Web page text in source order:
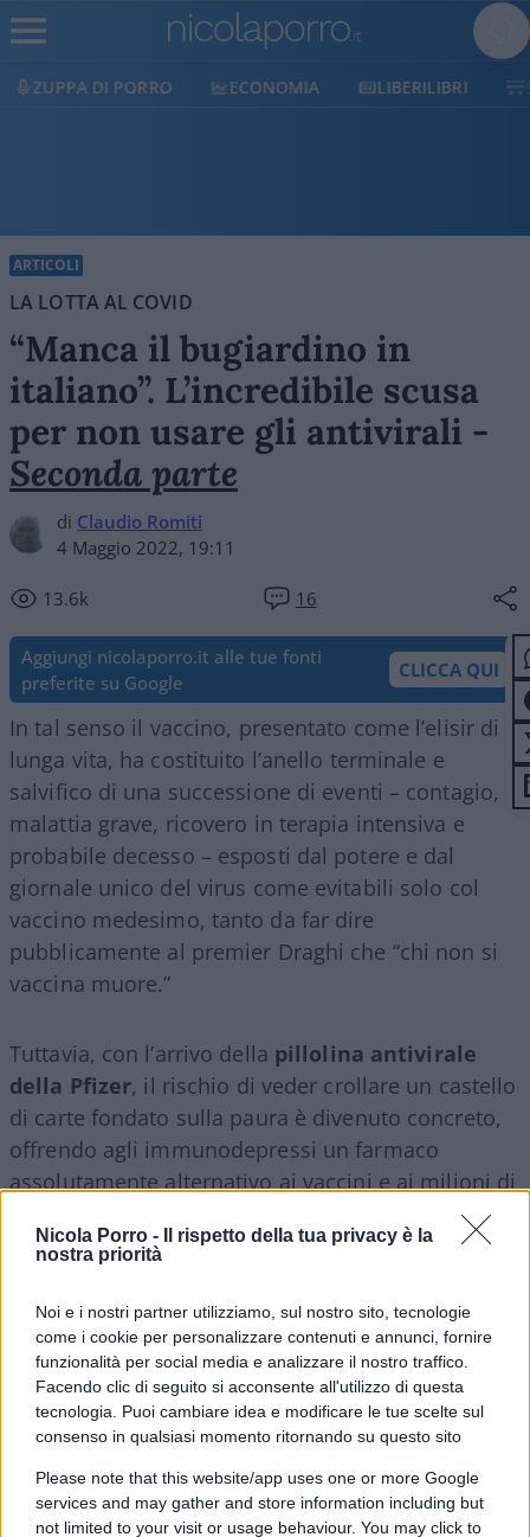
Nicola Porro -
Il rispetto della tua privacy è la
nostra priorità
Noi e i nostri partner utilizziamo, sul nostro sito, tecnologie
come i cookie per personalizzare contenuti e annunci, fornire
funzionalità per social media e analizzare il nostro traffico.
Facendo clic di seguito si acconsente all'utilizzo di questa
tecnologia. Puoi cambiare idea e modificare le tue scelte sul
consenso in qualsiasi momento ritornando su questo sito
Please note that this website/app uses one or more Google
services and may gather and store information including but
not limited to your visit or usage behaviour. You may click to
ECONOMIA LIBERILIBRI SHOP
ARTICOLI
LA LOTTA AL COVID
“Manca il bugiardino in
italiano”. L’incredibile scusa
per non usare gli antivirali -
Seconda parte
di Claudio Romiti
4 Maggio 2022, 19:11
13.6k 16
Aggiungi nicolaporro.it alle tue fonti
preferite su Google
CLICCA QUI
In tal senso il vaccino, presentato come l’elisir di
lunga vita, ha costituito l’anello terminale e
salvifico di una successione di eventi – contagio,
malattia grave, ricovero in terapia intensiva e
probabile decesso – esposti dal potere e dal
giornale unico del virus come evitabili solo col
vaccino medesimo, tanto da far dire
pubblicamente al premier Draghi che “chi non si
vaccina muore.”
Tuttavia, con l’arrivo della pillolina antivirale
della Pfizer, il rischio di veder crollare un castello
di carte fondato sulla paura è divenuto concreto,
offrendo agli immunodepressi un farmaco
assolutamente alternativo ai vaccini e ai milioni di
paranoici di ritorno un formidabile placebo contro
la micidiale paura indotta dalla comunicazione del
oltre la nostra classica elefantocrazia, sotto il
mistero dell’antivirale scomparso. Nutriamo la
Speranza che un giorno esso venga svelato.
Claudio Romiti, 4 maggio 2022
#ANTIVIRALI #COVID